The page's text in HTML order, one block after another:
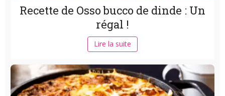
Recette de Osso bucco de dinde : Un
régal !
Lire la suite